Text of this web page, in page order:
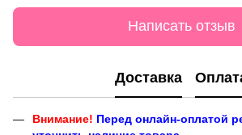
Написать отзыв
Доставка
Внимание! Перед онлайн-оплатой